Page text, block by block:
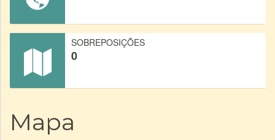
SOBREPOSIÇÕES
0
Mapa